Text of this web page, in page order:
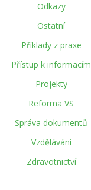
Odkazy
Ostatní
Příklady z praxe
Přístup k informacím
Projekty
Reforma VS
Správa dokumentů
Vzdělávání
Zdravotnictví